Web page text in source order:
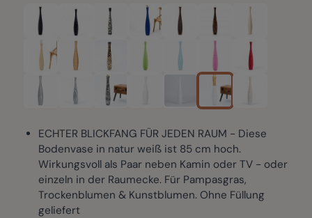
ECHTER BLICKFANG FÜR JEDEN RAUM - Diese
Bodenvase in natur weiß ist 85 cm hoch.
Wirkungsvoll als Paar neben Kamin oder TV - oder
einzeln in der Raumecke. Für Pampasgras,
Trockenblumen & Kunstblumen. Ohne Füllung
geliefert